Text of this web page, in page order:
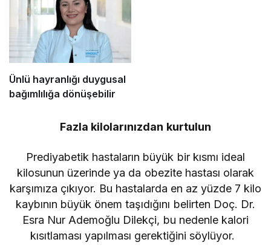
Ünlü hayranlığı duygusal
bağımlılığa dönüşebilir
Fazla kilolarınızdan kurtulun
Prediyabetik hastaların büyük bir kısmı ideal
kilosunun üzerinde ya da obezite hastası olarak
karşımıza çıkıyor. Bu hastalarda en az yüzde 7 kilo
kaybının büyük önem taşıdığını belirten Doç. Dr.
Esra Nur Ademoğlu Dilekçi, bu nedenle kalori
kısıtlaması yapılması gerektiğini söylüyor.